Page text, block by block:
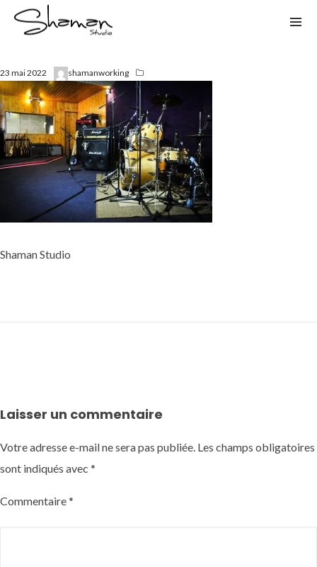
23 mai 2022 shamanworking
Shaman Studio
Laisser un commentaire
Votre adresse e-mail ne sera pas publiée. Les champs obligatoires
sont indiqués avec *
Commentaire*